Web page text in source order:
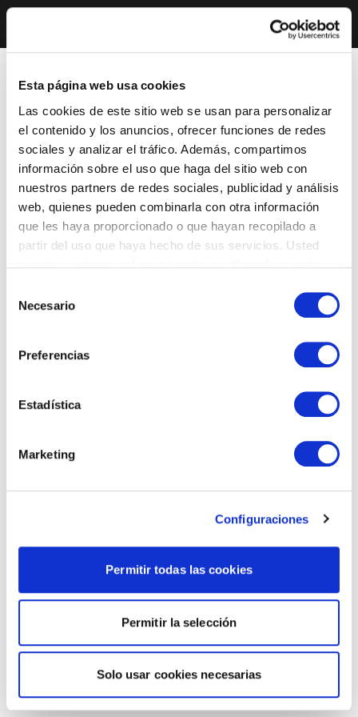
Esta página web usa cookies
Las cookies de este sitio web se usan para personalizar
el contenido y los anuncios, ofrecer funciones de redes
sociales y analizar el tráfico. Además, compartimos
información sobre el uso que haga del sitio web con
nuestros partners de redes sociales, publicidad y análisis
web, quienes pueden combinarla con otra información
que les haya proporcionado o que hayan recopilado a
partir del uso que haya hecho de sus servicios. Usted
Necesario
Preferencias
Estadística
Marketing
Configuraciones
Permitir todas las cookies
Permitir la selección
Solo usar cookies necesarias